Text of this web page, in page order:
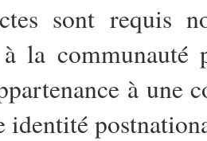
sont requis
à la
à une
identité